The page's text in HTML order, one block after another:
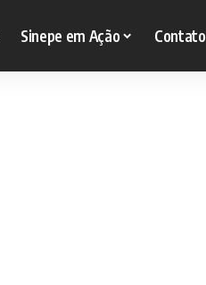
Sinepe em Ação Contato